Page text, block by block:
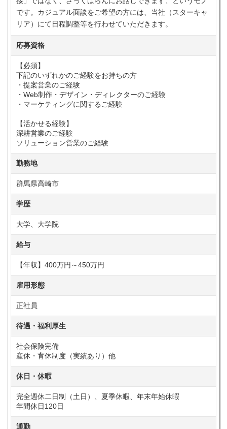
です。カジュアル面談をご希望の方には、当社（スターキャ
リア）にて日程調整等を行わせていただきます。
応募資格
【必須】
下記のいずれかのご経験をお持ちの方
・提案営業のご経験
・Web制作・デザイン・ディレクターのご経験
・マーケティングに関するご経験
【活かせる経験】
深耕営業のご経験
ソリューション営業のご経験
勤務地
群馬県高崎市
学歴
大学、大学院
給与
【年収】400万円～450万円
雇用形態
正社員
待遇・福利厚生
社会保険完備
産休・育休制度（実績あり）他
休日・休暇
完全週休二日制（土日）、夏季休暇、年末年始休暇
年間休日120日
通勤